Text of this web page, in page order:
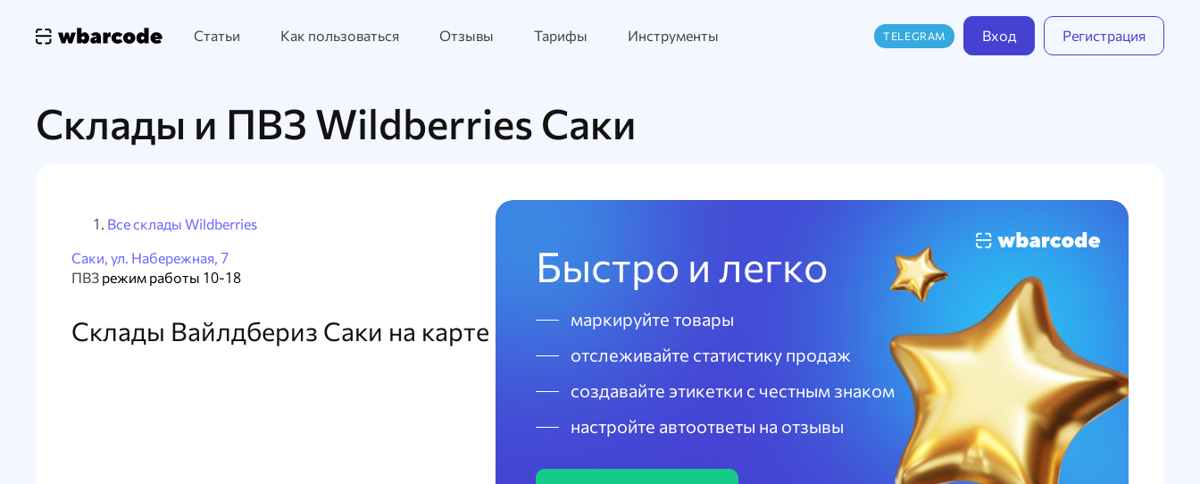
Статьи Как пользоваться Отзывы Тарифы Инструменты TELEGRAM Вход Регистрация
Склады и ПВЗ Wildberries Саки
Все склады Wildberries
Саки, ул. Набережная, 7
ПВЗ режим работы 10-18
Склады Вайлдбериз Саки на карте
Быстро и легко
маркируйте товары
отслеживайте статистику продаж
создавайте этикетки с честным знаком
настройте автоответы на отзывы